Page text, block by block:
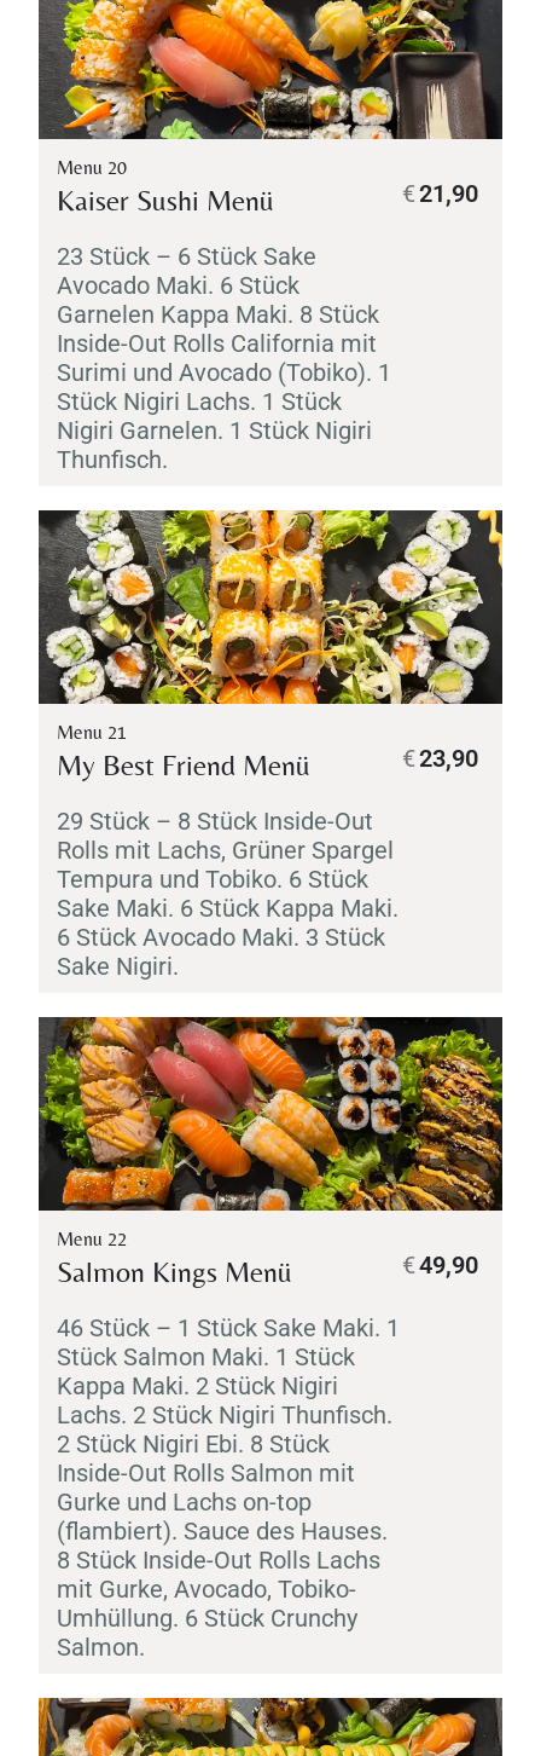
Menu 20
Kaiser Sushi Menü
23 Stück – 6 Stück Sake
Avocado Maki. 6 Stück
Garnelen Kappa Maki. 8 Stück
Inside-Out Rolls California mit
Surimi und Avocado (Tobiko). 1
Stück Nigiri Lachs. 1 Stück
Nigiri Garnelen. 1 Stück Nigiri
Thunfisch.
21,90
€
Menu 21
My Best Friend Menü
29 Stück – 8 Stück Inside-Out
Rolls mit Lachs, Grüner Spargel
Tempura und Tobiko. 6 Stück
Sake Maki. 6 Stück Kappa Maki.
6 Stück Avocado Maki. 3 Stück
Sake Nigiri.
23,90
€
Menu 22
Salmon Kings Menü
46 Stück – 1 Stück Sake Maki. 1
Stück Salmon Maki. 1 Stück
Kappa Maki. 2 Stück Nigiri
Lachs. 2 Stück Nigiri Thunfisch.
2 Stück Nigiri Ebi. 8 Stück
Inside-Out Rolls Salmon mit
Gurke und Lachs on-top
(flambiert). Sauce des Hauses.
8 Stück Inside-Out Rolls Lachs
mit Gurke, Avocado, Tobiko-
Umhüllung. 6 Stück Crunchy
Salmon.
49,90
€